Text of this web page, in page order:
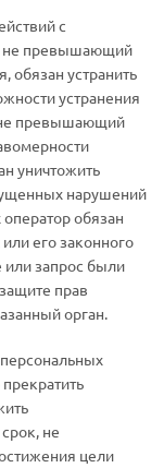
с
не превышающий
обязан устранить
устранения
превышающий
уничтожить
нарушений
обязан
его законного
или запрос были
прав
орган.
не
цели